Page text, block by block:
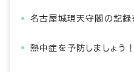
名古屋城現天守閣の記録
熱中症を予防しましょう！